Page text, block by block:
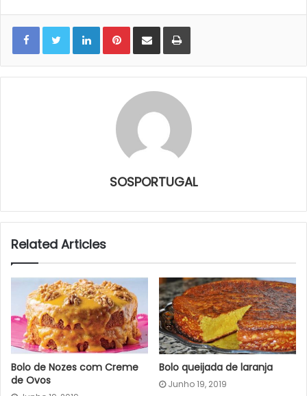
LinkedInPinterestShare via Email Print
SOSPORTUGAL
Related Articles
Bolo de Nozes com Creme
de Ovos
Bolo queijada de laranja
Junho 19, 2019